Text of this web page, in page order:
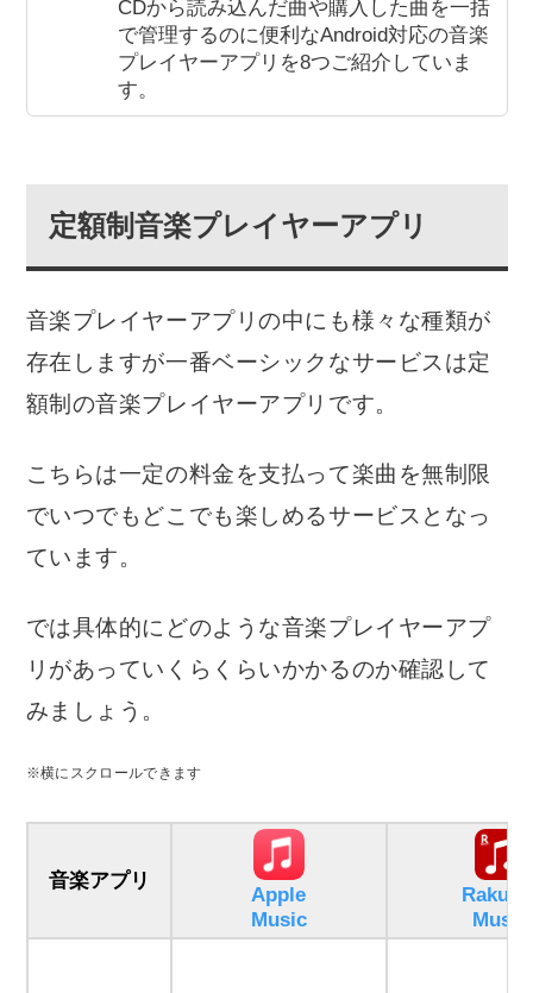
CDから読み込んだ曲や購入した曲を一括
で管理するのに便利なAndroid対応の音楽
プレイヤーアプリを8つご紹介していま
す。
定額制音楽プレイヤーアプリ
音楽プレイヤーアプリの中にも様々な種類が
存在しますが一番ベーシックなサービスは定
額制の音楽プレイヤーアプリです。
こちらは一定の料金を支払って楽曲を無制限
でいつでもどこでも楽しめるサービスとなっ
ています。
では具体的にどのような音楽プレイヤーアプ
リがあっていくらくらいかかるのか確認して
みましょう。
※横にスクロールできます
音楽アプリ
Apple
Music
Music